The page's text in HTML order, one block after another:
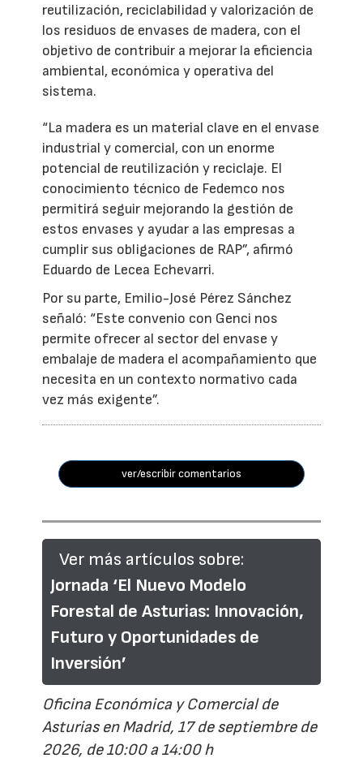
reutilización, reciclabilidad y valorización de
los residuos de envases de madera, con el
objetivo de contribuir a mejorar la eficiencia
ambiental, económica y operativa del
sistema.
“La madera es un material clave en el envase
industrial y comercial, con un enorme
potencial de reutilización y reciclaje. El
conocimiento técnico de Fedemco nos
permitirá seguir mejorando la gestión de
estos envases y ayudar a las empresas a
cumplir sus obligaciones de RAP”, afirmó
Eduardo de Lecea Echevarri.
Por su parte, Emilio-José Pérez Sánchez
señaló: “Este convenio con Genci nos
permite ofrecer al sector del envase y
embalaje de madera el acompañamiento que
necesita en un contexto normativo cada
vez más exigente”.
ver/escribir comentarios
Ver más artículos sobre:
Jornada ‘El Nuevo Modelo
Forestal de Asturias: Innovación,
Futuro y Oportunidades de
Inversión’
Oficina Económica y Comercial de
Asturias en Madrid, 17 de septiembre de
2026, de 10:00 a 14:00 h